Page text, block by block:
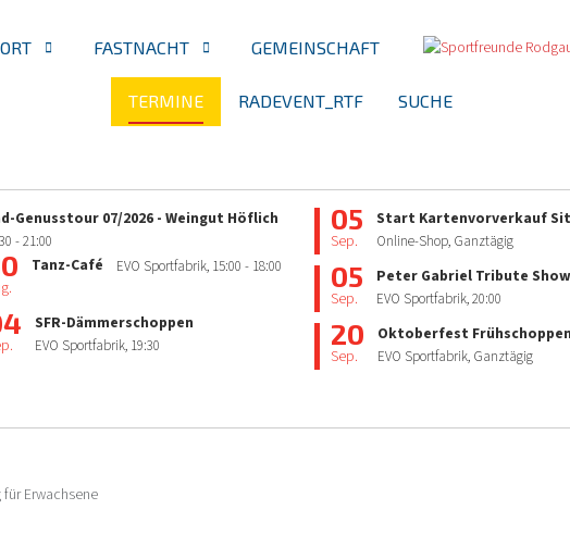
FASTNACHT GEMEINSCHAFT
TERMINE RADEVENT_RTF SUCHE
Genusstour 07/2026 - Weingut Höflich
- 21:00
Tanz-Café EVO Sportfabrik, 15:00 - 18:00
SFR-Dämmerschoppen
EVO Sportfabrik, 19:30
05
Sep.
Start Kartenvorverkauf
Online-Shop, Ganztägig
05
Sep.
Peter Gabriel Tribute Show
EVO Sportfabrik,20:00
20
Sep.
Oktoberfest Frühschoppen
EVO Sportfabrik, Ganztägig
Erwachsene